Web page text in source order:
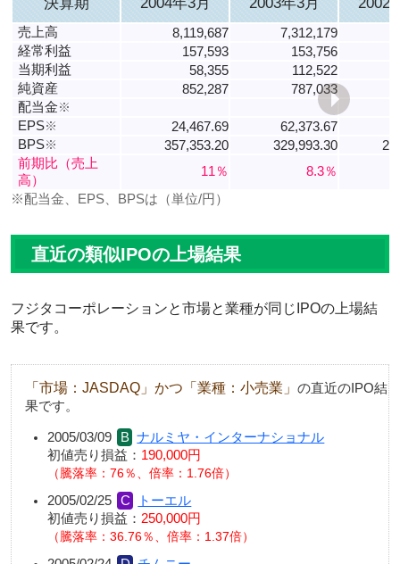
売上高 8,119,687 7,312,179
経常利益
157,593
153,756
当期利益
58,355
112,522
純資産
852,287
787,033
配当金※
EPS※ 24,467.69 62,373.67
BPS※ 357,353.20 329,993.30
前期比（売上
高）
11％
8.3％
※配当金、EPS、BPSは（単位/円）
直近の類似IPOの上場結果
フジタコーポレーションと市場と業種が同じIPOの上場結
果です。
「市場：JASDAQ」かつ「業種：小売業」 の直近のIPO結
果です。
2005/03/09
ナルミヤ・インターナショナル
初値売り損益： 190,000円
騰落率：76％、倍率：1.76倍
2005/02/25
トーエル
初値売り損益： 250,000円
騰落率：36.76％、倍率：1.37倍